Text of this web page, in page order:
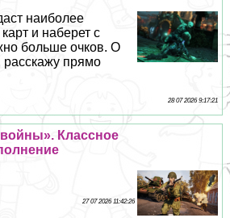
наиболее
и наберет с
больше очков. О
расскажу прямо
28 07 2026 9:17:21
Классное
27 07 2026 11:42:26